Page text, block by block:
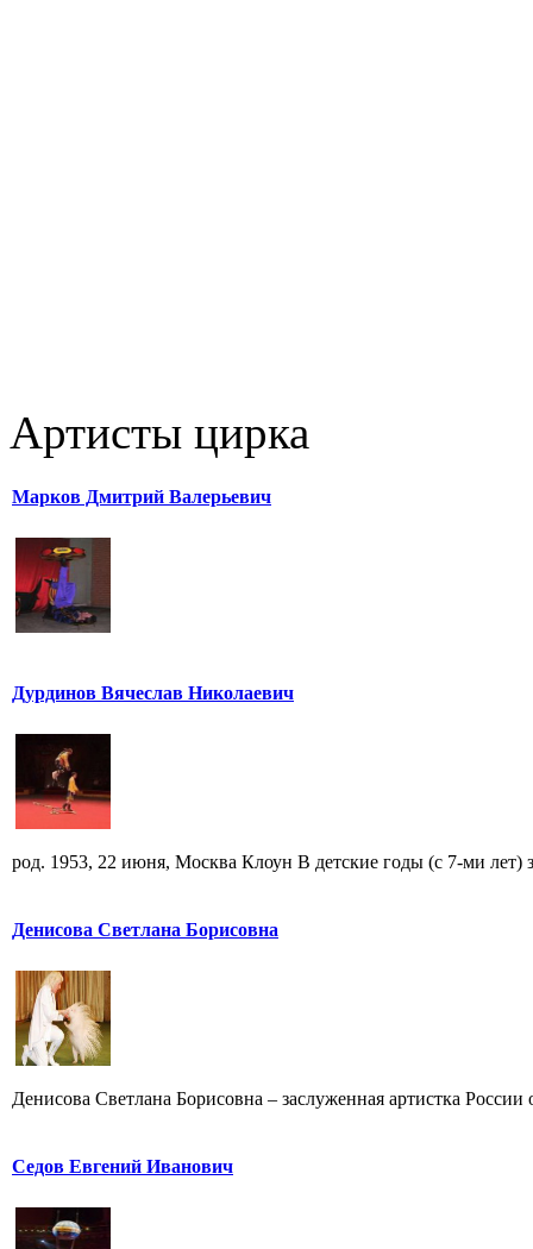
Артисты цирка
Марков Дмитрий Валерьевич
Дурдинов Вячеслав Николаевич
род. 1953, 22 июня, Москва Клоун В детские годы (с 7-ми лет)
Денисова Светлана Борисовна
Денисова Светлана Борисовна – заслуженная артистка России
Седов Евгений Иванович